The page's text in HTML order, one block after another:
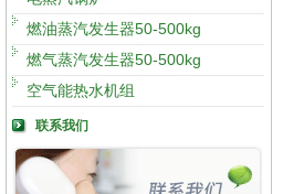
燃油蒸汽发生器50-500kg
燃气蒸汽发生器50-500kg
空气能热水机组
联系我们